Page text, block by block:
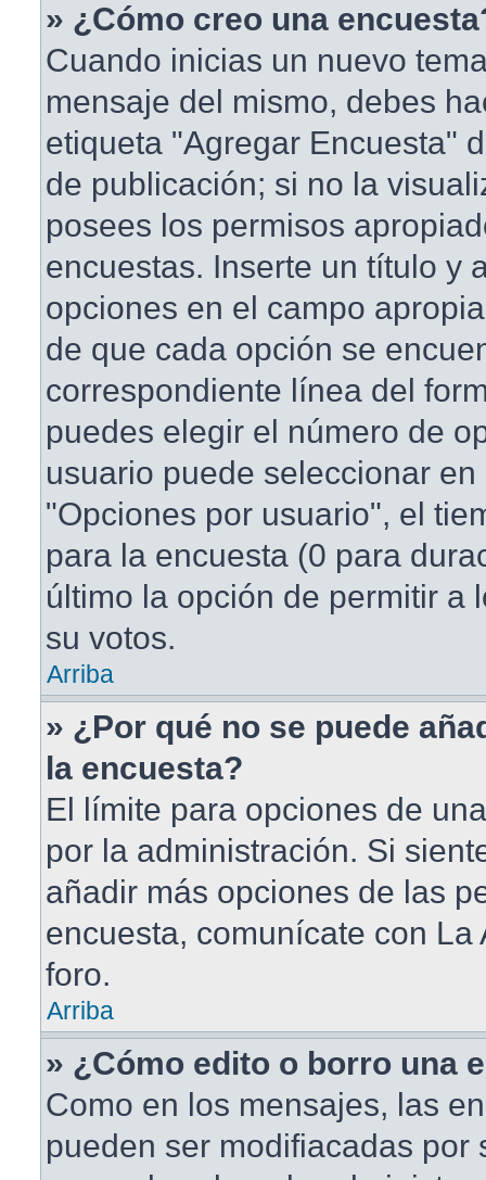
» ¿Cómo creo una
Cuando inicias un nuevo
mensaje del mismo, debes
etiqueta "Agregar Encuesta"
de publicación; si no la
posees los permisos
encuestas. Inserte un título y
opciones en el campo
de que cada opción se
correspondiente línea del
puedes elegir el número de
usuario puede seleccionar
"Opciones por usuario", el
para la encuesta (0 para
último la opción de permitir a
su votos.
Arriba
» ¿Por qué no se puede
la encuesta?
El límite para opciones de
por la administración. Si
añadir más opciones de las
encuesta, comunícate con La
foro.
Arriba
» ¿Cómo edito o borro una
Como en los mensajes, las
pueden ser modifiacadas por